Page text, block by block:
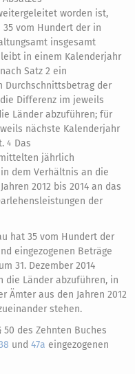
worden ist,
vom Hundert der in
insgesamt
in einem Kalenderjahr
Satz 2 ein
Durchschnittsbetrag der
Differenz im jeweils
Länder abzuführen; für
nächste Kalenderjahr
4 Das
jährlich
dem Verhältnis an die
2012 bis 2014 an das
der
hat 35 vom Hundert der
eingezogenen Beträge
31. Dezember 2014
die Länder abzuführen, in
Ämter aus den Jahren 2012
stehen.
des Zehnten Buches
und 47a eingezogenen